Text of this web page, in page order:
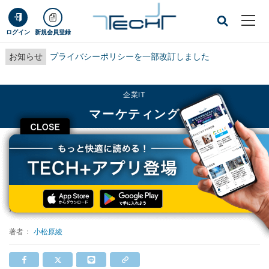
ログイン 新規会員登録
お知らせ プライバシーポリシーを一部改訂しました
CLOSE
企業IT
マーケティング
TECH+ 企業IT マーケティング JALが新たなマイレージサービス
JALが新たなマイレージサービス
掲載日 2019/07/18 10:51
著者： 小松原綾